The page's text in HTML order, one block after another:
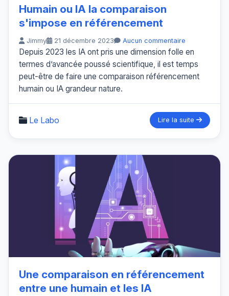
Humain ou IA la comparaison
s'impose en référencement
Jimmy 21 décembre 2023 Aucun commentaire
Depuis 2023 les IA ont pris une dimension folle en
termes d’avancée poussé scientifique, il est temps
peut-être de faire une comparaison référencement
humain ou IA grandeur nature.
Le Labo Lire la suite
Une comparaison en référencement
entre une humain et les IA